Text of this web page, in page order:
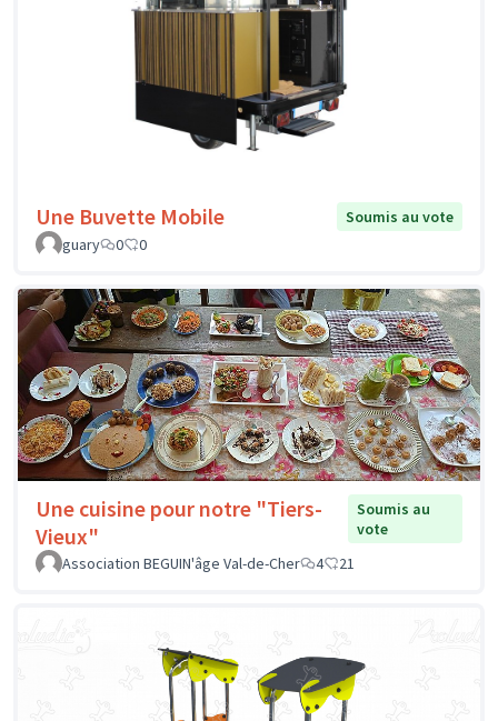
Une Buvette Mobile
Soumis au vote
guary
0 0
Une cuisine pour notre "Tiers-
Vieux"
Soumis au
vote
Association BEGUIN'âge Val-de-Cher
4 21